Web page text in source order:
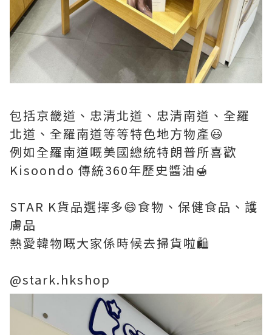
包括京畿道、忠清北道、忠清南道、全羅
北道、全羅南道等等特色地方物產😃
例如全羅南道嘅美國總統特朗普所喜歡
Kisoondo 傳統360年歷史醬油🍯
STAR K貨品選擇多😄食物、保健食品、護
膚品
熱愛韓物嘅大家係時候去掃貨啦🛍️
@stark.hkshop